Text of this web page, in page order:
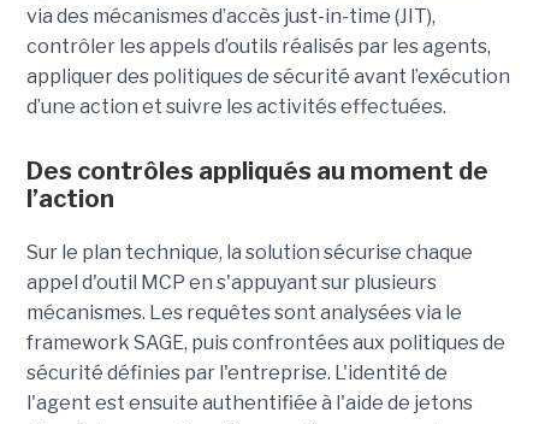
via des mécanismes d’accès just-in-time (JIT),
contrôler les appels d’outils réalisés par les agents,
appliquer des politiques de sécurité avant l’exécution
d’une action et suivre les activités effectuées.
Des contrôles appliqués au moment de
l’action
Sur le plan technique, la solution sécurise chaque
appel d'outil MCP en s'appuyant sur plusieurs
mécanismes. Les requêtes sont analysées via le
framework SAGE, puis confrontées aux politiques de
sécurité définies par l'entreprise. L'identité de
l'agent est ensuite authentifiée à l'aide de jetons